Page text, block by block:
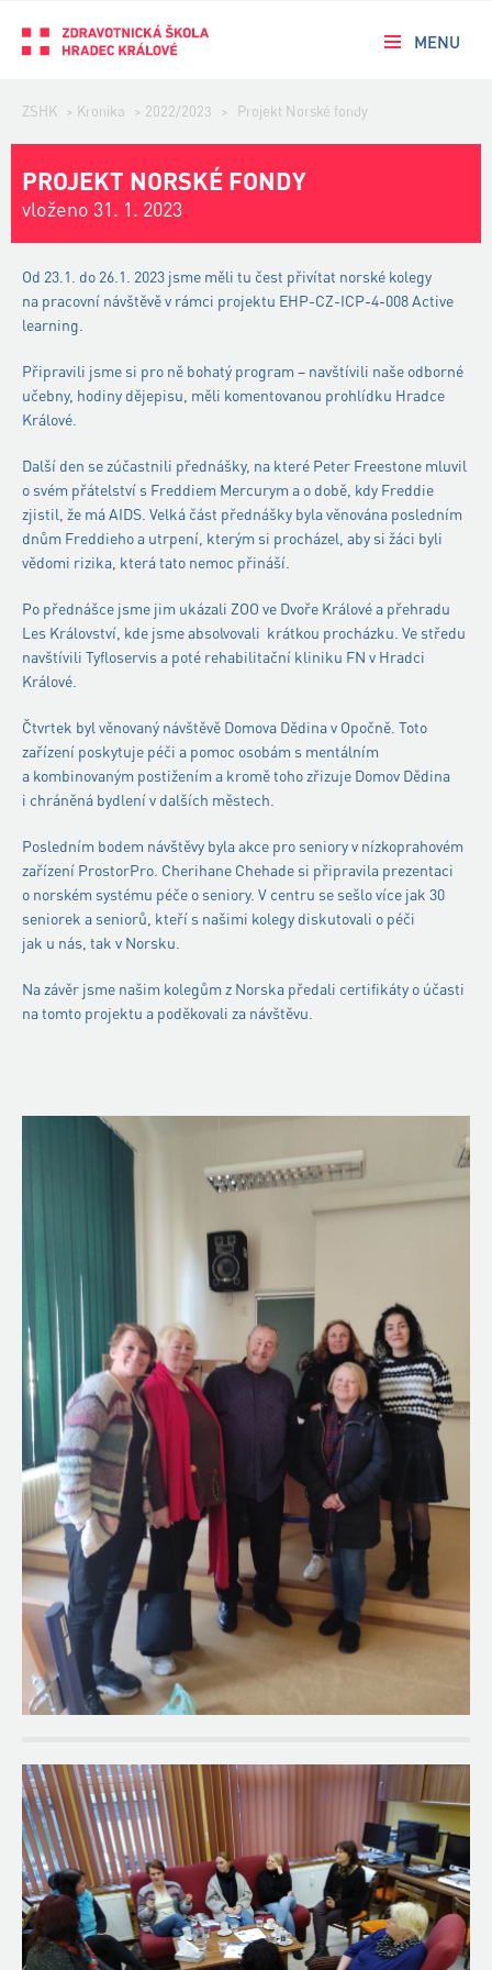
MENU
ZSHK > Kronika > 2022/2023 > Projekt Norské fondy
PROJEKT NORSKÉ FONDY
vloženo 31. 1. 2023
Od 23.1. do 26.1. 2023 jsme měli tu čest přivítat norské kolegy
na pracovní návštěvě v rámci projektu EHP-CZ-ICP-4-008 Active
learning.
Připravili jsme si pro ně bohatý program – navštívili naše odborné
učebny, hodiny dějepisu, měli komentovanou prohlídku Hradce
Králové.
Další den se zúčastnili přednášky, na které Peter Freestone mluvil
o svém přátelství s Freddiem Mercurym a o době, kdy Freddie
zjistil, že má AIDS. Velká část přednášky byla věnována posledním
dnům Freddieho a utrpení, kterým si procházel, aby si žáci byli
vědomi rizika, která tato nemoc přináší.
Po přednášce jsme jim ukázali ZOO ve Dvoře Králové a přehradu
Les Království, kde jsme absolvovali krátkou procházku. Ve středu
navštívili Tyfloservis a poté rehabilitační kliniku FN v Hradci
Králové.
Čtvrtek byl věnovaný návštěvě Domova Dědina v Opočně. Toto
zařízení poskytuje péči a pomoc osobám s mentálním
a kombinovaným postižením a kromě toho zřizuje Domov Dědina
i chráněná bydlení v dalších městech.
Posledním bodem návštěvy byla akce pro seniory v nízkoprahovém
zařízení ProstorPro. Cherihane Chehade si připravila prezentaci
o norském systému péče o seniory. V centru se sešlo více jak 30
seniorek a seniorů, kteří s našimi kolegy diskutovali o péči
jak u nás, tak v Norsku.
Na závěr jsme našim kolegům z Norska předali certifikáty o účasti
na tomto projektu a poděkovali za návštěvu.